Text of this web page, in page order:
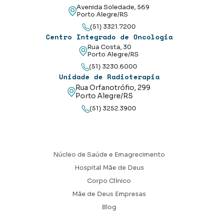
Avenida Soledade, 569
Porto Alegre/RS
(51) 3321.7200
Centro Integrado de Oncologia
Rua Costa, 30
Porto Alegre/RS
(51) 3230.6000
Unidade de Radioterapia
Rua Orfanotrófio, 299
Porto Alegre/RS
(51) 3252.3900
Núcleo de Saúde e Emagrecimento
Hospital Mãe de Deus
Corpo Clínico
Mãe de Deus Empresas
Blog